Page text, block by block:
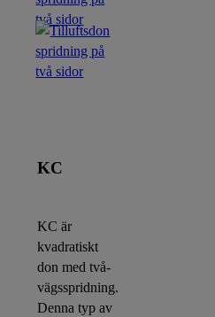
KC
KC är
kvadratiskt
don med två-
vägsspridning.
Denna typ av